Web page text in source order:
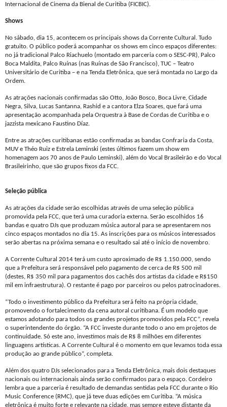
Internacional de Cinema da Bienal de Curitiba (FICBIC).
Shows
No sábado, dia 15, acontecem os principais shows da Corrente Cultural. Tudo
gratuito. O público poderá acompanhar os shows em cinco espaços diferentes:
no já tradicional Palco Riachuelo (montado em parceria com o SESC-PR), Palco
Boca Maldita, Palco Ruínas (nas Ruínas de São Francisco), TUC – Teatro
Universitário de Curitiba – e na Tenda Eletrônica, que será montada no Largo da
Ordem.
As atrações nacionais confirmadas são Otto, João Bosco, Boca Livre, Cidade
Negra, Silva, Lucas Santanna, Rashid e a cantora Elza Soares, que fará uma
apresentação acompanhada pela Orquestra à Base de Cordas de Curitiba e o
jazzista mexicano Faustino Díaz.
Entre as atrações curitibanas estão confirmadas as bandas Confraria da Costa,
MUV e Théo Ruiz e Estrela Leminski (estes últimos fazem um show em
homenagem aos 70 anos de Paulo Leminski), além do Vocal Brasileirão e do Vocal
Brasileirinho, que são grupos fixos da FCC.
Seleção pública
As atrações da cidade serão escolhidas através de uma seleção pública
promovida pela FCC, que terá uma curadoria externa. Serão escolhidos 16
bandas e quatro DJs que produzam música autoral para se apresentarem nos
cinco espaços montados no dia 15. As inscrições para os músicos interessados
serão abertas na próxima semana e o resultado sai até o início de novembro.
A Corrente Cultural 2014 terá um custo aproximado de R$ 1.150.000, sendo
que a Prefeitura será responsável pelo pagamento de cerca de R$ 500 mil
(destes, R$ 350 mil para pagamentos dos cachês dos artistas da cidade e R$150
mil em infraestrutura). O restante é pago por parceiros ou pelos patrocinadores.
“Todo o investimento público da Prefeitura será feito na própria cidade,
promovendo o fortalecimento da cena autoral curitibana. É um modelo que
estamos adotando para todos os grandes projetos promovidos pela FCC”, revela
o superintendente do órgão. “A FCC investe durante todo o ano em projetos de
continuidade. Só este ano, investimos mais de R$ 8 milhões em diferentes
linguagens artísticas. A Corrente Cultural é o momento em que levamos toda essa
produção ao grande público”, completa.
Além dos quatro DJs selecionados para a Tenda Eletrônica, mais dois destaques
nacionais ou internacionais ainda serão confirmados para o espaço. Cordeiro
lembra que a parceria é resultado de demandas sentidas pela FCC durante o Rio
Music Conference (RMC), que já teve duas edições em Curitiba. “A música
eletrônica é muito forte e relevante na cidade, mas sempre esteve distante da